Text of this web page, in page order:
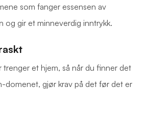
som fanger essensen av
og gir et minneverdig inntrykk.
trenger et hjem, så når du finner det
domenet, gjør krav på det før det er